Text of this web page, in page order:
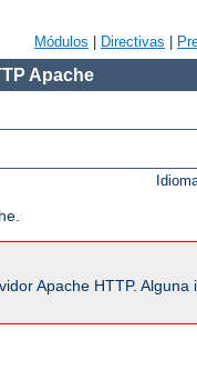
Módulos Directivas
Apache
Apache HTTP.